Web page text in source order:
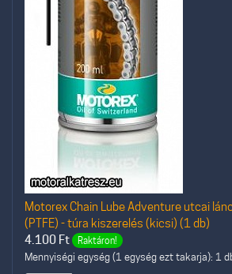
Motorex Chain Lube Adventure utcai
(PTFE) - túra kiszerelés (kicsi) (1 db)
4.100 Ft Raktáron!
Mennyiségi egység (1 egység ezt takarja): 1